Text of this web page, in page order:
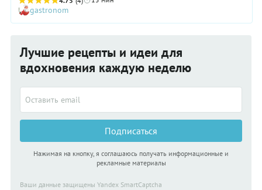
gastronom
Лучшие рецепты и идеи для
вдохновения каждую неделю
Подписаться
Нажимая на кнопку, я соглашаюсь получать информационные и
рекламные материалы
Ваши данные защищены Yandex SmartCaptcha